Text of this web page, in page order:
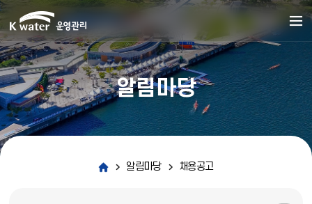
알림마당
알림마당 채용공고